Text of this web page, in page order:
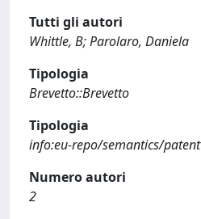
Tutti gli autori
Whittle, B; Parolaro, Daniela
Tipologia
Brevetto::Brevetto
Tipologia
info:eu-repo/semantics/patent
Numero autori
2